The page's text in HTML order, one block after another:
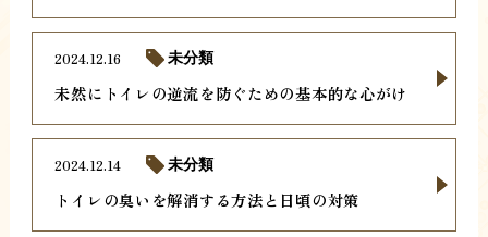
未然にトイレの逆流を防ぐための基本的な心がけ
2024.12.16 未分類
トイレの臭いを解消する方法と日頃の対策
2024.12.14 未分類